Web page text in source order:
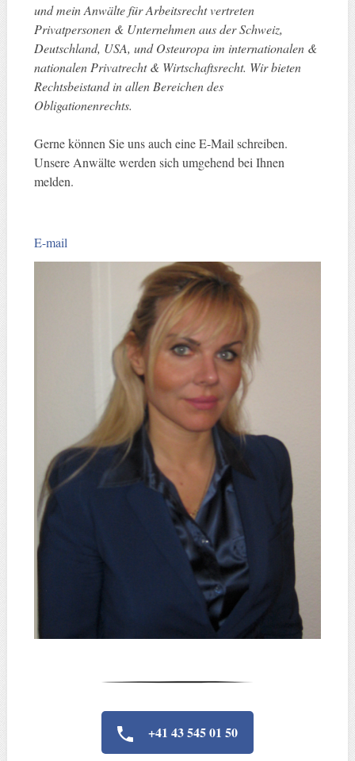
und mein Anwälte für Arbeitsrecht vertreten
Privatpersonen & Unternehmen aus der Schweiz,
Deutschland, USA, und Osteuropa im internationalen &
nationalen Privatrecht & Wirtschaftsrecht. Wir bieten
Rechtsbeistand in allen Bereichen des
Obligationenrechts.
Gerne können Sie uns auch eine E-Mail schreiben.
Unsere Anwälte werden sich umgehend bei Ihnen
melden.
E-mail
+41 43 545 01 50